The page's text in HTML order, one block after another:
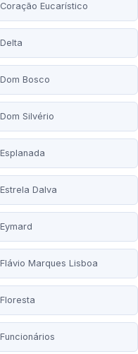
Coração Eucarístico
Delta
Dom Bosco
Dom Silvério
Esplanada
Estrela Dalva
Eymard
Flávio Marques Lisboa
Floresta
Funcionários